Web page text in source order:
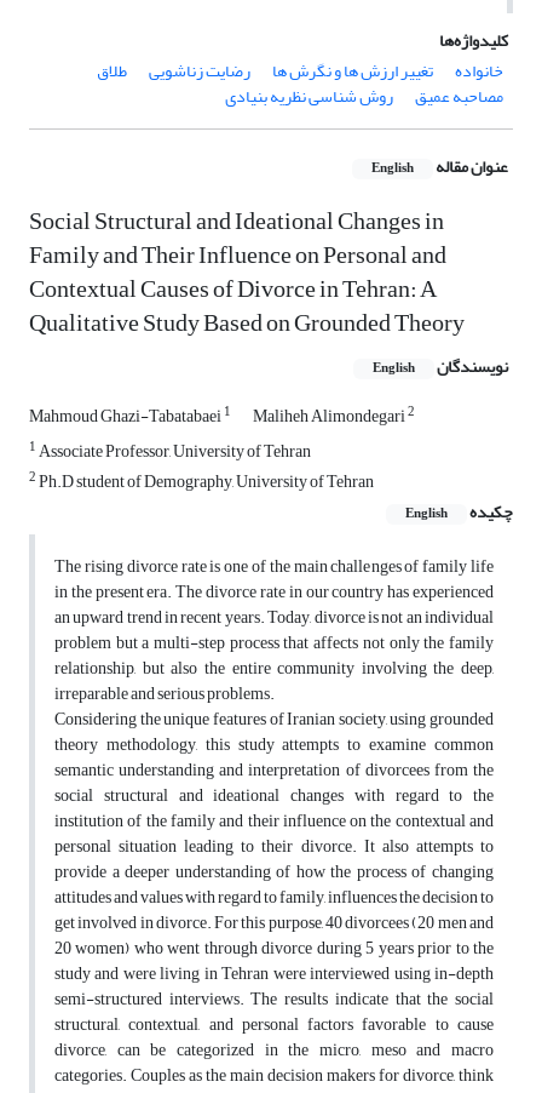
کلیدواژه‌ها
خانواده
تغییر ارزش ها و نگرش ها رضایت زناشویی طلاق
مصاحبه عمیق روش شناسی نظریه بنیادی
عنوان مقاله English
Social Structural and Ideational Changes in
Family and Their Influence on Personal and
Contextual Causes of Divorce in Tehran: A
Qualitative Study Based on Grounded Theory
نویسندگان English
Mahmoud Ghazi-Tabatabaei1 Maliheh Alimondegari2
1Associate Professor, University of Tehran
2Ph.D student of Demography, University of Tehran
چکیده
English
The rising divorce rate is one of the main challenges of family life
in the present era. The divorce rate in our country has experienced
an upward trend in recent years. Today, divorce is not an individual
problem but a multi-step process that affects not only the family
relationship, but also the entire community involving the deep,
irreparable and serious problems.
Considering the unique features of Iranian society, using grounded
theory methodology, this study attempts to examine common
semantic understanding and interpretation of divorcees from the
social structural and ideational changes with regard to the
institution of the family and their influence on the contextual and
personal situation leading to their divorce. It also attempts to
provide a deeper understanding of how the process of changing
attitudes and values with regard to family, influences the decision to
get involved in divorce. For this purpose, 40 divorcees (20 men and
20 women) who went through divorce during 5 years prior to the
study and were living in Tehran were interviewed using in-depth
semi-structured interviews. The results indicate that the social
structural, contextual, and personal factors favorable to cause
divorce, can be categorized in the micro, meso and macro
categories. Couples as the main decision makers for divorce, think